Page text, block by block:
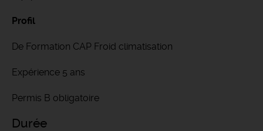
Profil
De Formation CAP Froid climatisation
Expérience 5 ans
Permis B obligatoire
Durée